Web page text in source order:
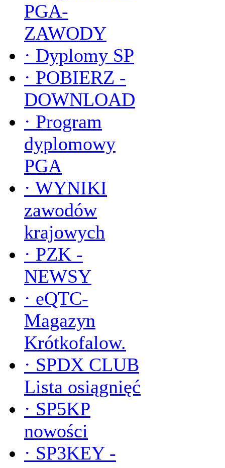
PGA-
ZAWODY
· Dyplomy SP
· POBIERZ -
DOWNLOAD
· Program
dyplomowy
PGA
· WYNIKI
zawodów
krajowych
· PZK -
NEWSY
· eQTC-
Magazyn
Krótkofalow.
· SPDX CLUB
Lista osiągnięć
· SP5KP
nowości
· SP3KEY -